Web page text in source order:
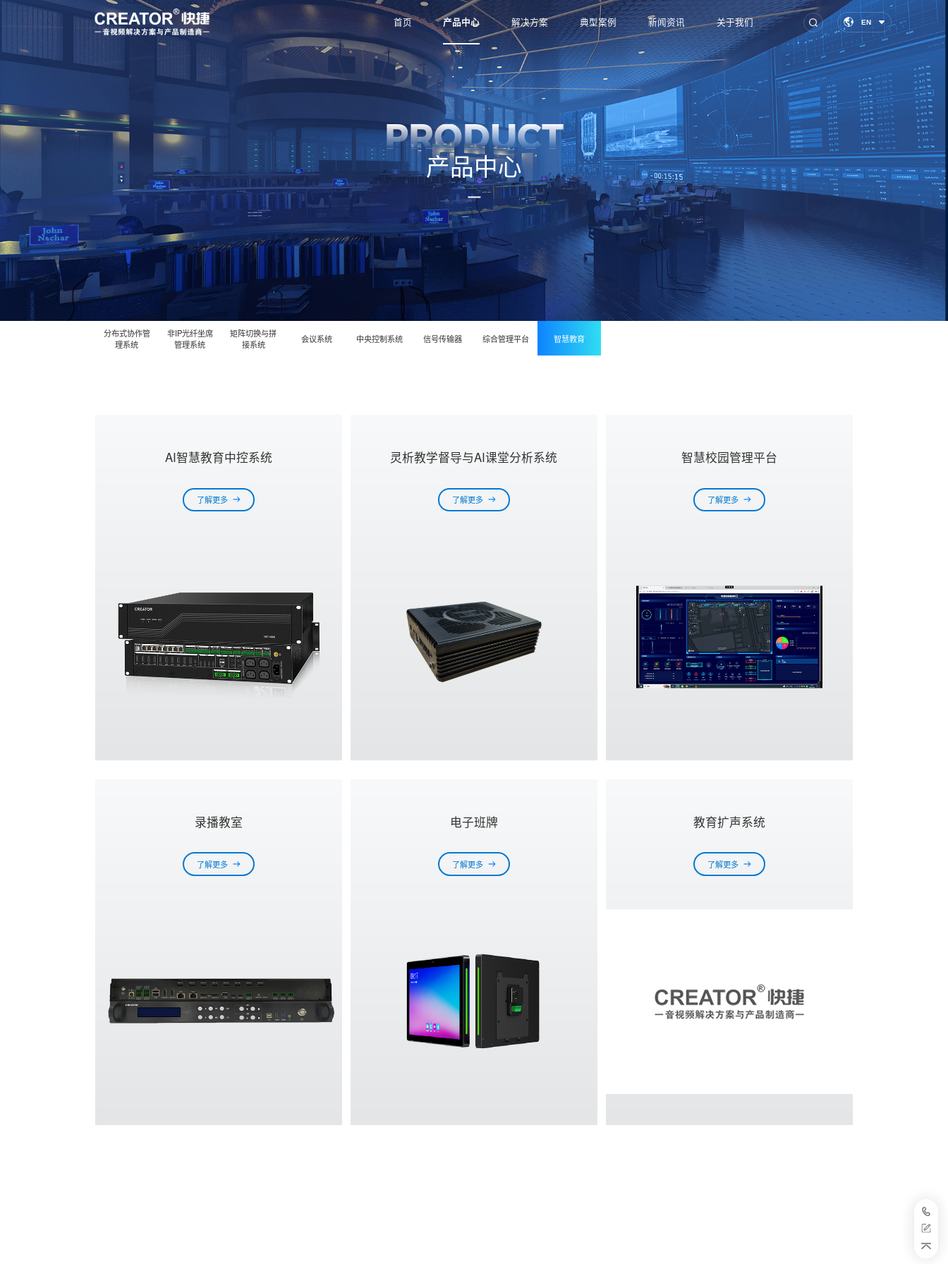
首页 产品中心 解决方案 典型案例 新闻资讯 关于我们 EN
PRODUCT
产品中心
分布式协作管
理系统
非IP光纤坐席
管理系统
矩阵切换与拼
接系统
会议系统 中央控制系统 信号传输器 综合管理平台 智慧教育
AI智慧教育中控系统
了解更多
灵析教学督导与AI课堂分析系统
了解更多
智慧校园管理平台
了解更多
录播教室
了解更多
电子班牌
了解更多
教育扩声系统
了解更多